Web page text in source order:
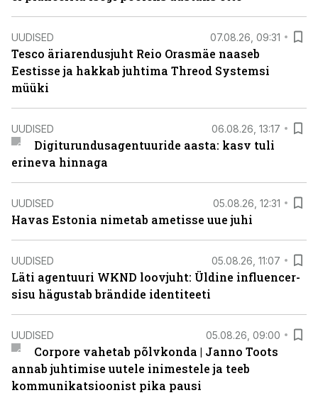
UUDISED 07.08.26, 09:31
Tesco äriarendusjuht Reio Orasmäe naaseb
Eestisse ja hakkab juhtima Threod Systemsi
müüki
UUDISED 06.08.26, 13:17
Digiturundusagentuuride aasta: kasv tuli
erineva hinnaga
UUDISED 05.08.26, 12:31
Havas Estonia nimetab ametisse uue juhi
UUDISED 05.08.26, 11:07
Läti agentuuri WKND loovjuht: Üldine influencer-
sisu hägustab brändide identiteeti
UUDISED 05.08.26, 09:00
Corpore vahetab põlvkonda | Janno Toots
annab juhtimise uutele inimestele ja teeb
kommunikatsioonist pika pausi